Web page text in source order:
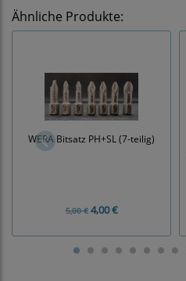
Ähnliche Produkte:
WERA Bitsatz PH+SL (7-teilig)
5,00 €4,00 €